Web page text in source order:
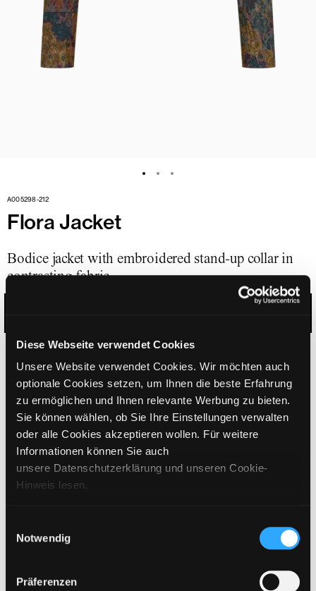
Diese Webseite verwendet Cookies
Unsere Website verwendet Cookies. Wir möchten auch
optionale Cookies setzen, um Ihnen die beste Erfahrung
zu ermöglichen und Ihnen relevante Werbung zu bieten.
Sie können wählen, ob Sie Ihre Einstellungen verwalten
oder alle Cookies akzeptieren wollen. Für weitere
Informationen können Sie auch
unsere Datenschutzerklärung und unseren Cookie-
Hinweis lesen.
Notwendig
Präferenzen
A005298-212
Flora Jacket
Bodice jacket with embroidered stand-up collar in
contrasting fabric
CHOOSE SIZE
349 incl. VAT / excl. shipping
PLEASE CHOOSE A SIZE
ADD TO CART
CARE INSTRUCTIONS